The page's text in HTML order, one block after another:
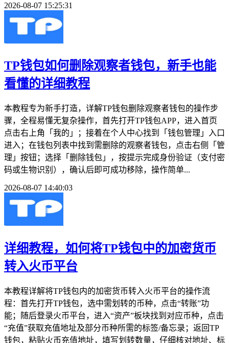
2026-08-07 15:25:31
TP钱包如何删除观察者钱包，新手也能
看懂的详细教程
本教程专为新手打造，详解TP钱包删除观察者钱包的操作步
骤，全程易懂无复杂操作，首先打开TP钱包APP，进入首页
点击右上角「我的」；接着在个人中心找到「钱包管理」入口
进入；在钱包列表中找到需删除的观察者钱包，点击右侧「管
理」按钮；选择「删除钱包」，按提示完成身份验证（支付密
码或生物识别），确认后即可成功移除，操作简单...
2026-08-07 14:40:03
详细教程，如何将TP钱包中的加密货币
转入火币平台
本教程详解将TP钱包内的加密货币转入火币平台的操作流
程：首先打开TP钱包，选中需划转的币种，点击“转账”功
能；随后登录火币平台，进入“资产”板块找到对应币种，点击
“充值”获取充值地址及部分币种所需的标签/备忘录；返回TP
钱包，粘贴火币充值地址，填写划转数量，仔细核对地址、标